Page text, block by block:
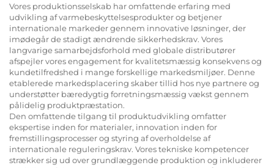
Vores produktionsselskab har omfattende erfaring med
udvikling af varmebeskyttelsesprodukter og betjener
internationale markeder gennem innovative løsninger, der
imødegår de stadigt ændrende sikkerhedskrav. Vores
langvarige samarbejdsforhold med globale distributører
afspejler vores engagement for kvalitetsmæssig konsekvens og
kundetilfredshed i mange forskellige markedsmiljøer. Denne
etablerede markedsplacering skaber tillid hos nye partnere og
understøtter bæredygtig forretningsmæssig vækst gennem
pålidelig produktpræstation.
Den omfattende tilgang til produktudvikling omfatter
ekspertise inden for materialer, innovation inden for
fremstillingsprocesser og styring af overholdelse af
internationale reguleringskrav. Vores tekniske kompetencer
strækker sig ud over grundlæggende produktion og inkluderer